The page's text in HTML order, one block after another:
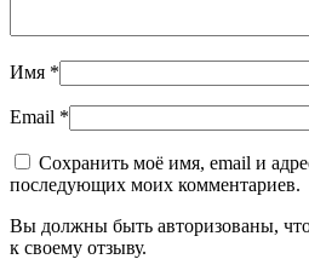
Имя *
Email *
Сохранить моё имя, email и
последующих моих комментариев.
Вы должны быть авторизованы,
к своему отзыву.